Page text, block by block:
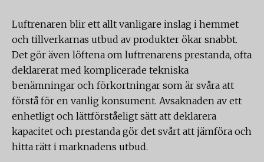
Luftrenaren blir ett allt vanligare inslag i hemmet
och tillverkarnas utbud av produkter ökar snabbt.
Det gör även löftena om luftrenarens prestanda, ofta
deklarerat med komplicerade tekniska
benämningar och förkortningar som är svåra att
förstå för en vanlig konsument. Avsaknaden av ett
enhetligt och lättförståeligt sätt att deklarera
kapacitet och prestanda gör det svårt att jämföra och
hitta rätt i marknadens utbud.